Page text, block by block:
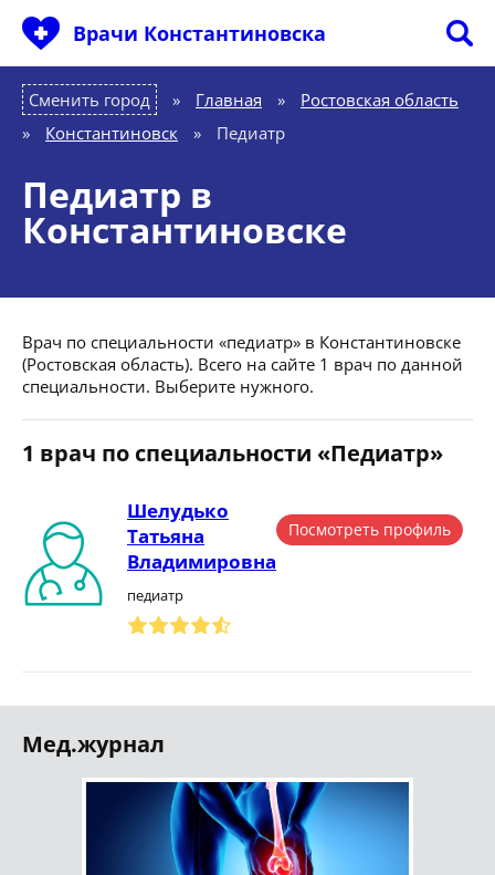
Врачи Константиновска
Сменить город Главная »
Ростовская область
»
Константиновск » Педиатр
Педиатр в
Константиновске
Врач по специальности «педиатр» в Константиновске
(Ростовская область). Всего на сайте 1 врач по данной
специальности. Выберите нужного.
1 врач по специальности «Педиатр»
Шелудько
Татьяна
Владимировна
педиатр
Посмотреть профиль
Мед.журнал